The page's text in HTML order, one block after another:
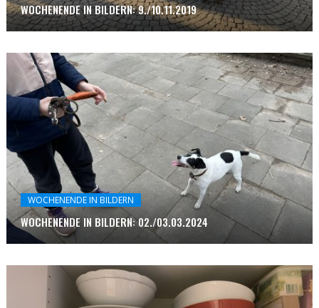
WOCHENENDE IN BILDERN: 9./10.11.2019
WOCHENENDE IN BILDERN
WOCHENENDE IN BILDERN: 02./03.03.2024